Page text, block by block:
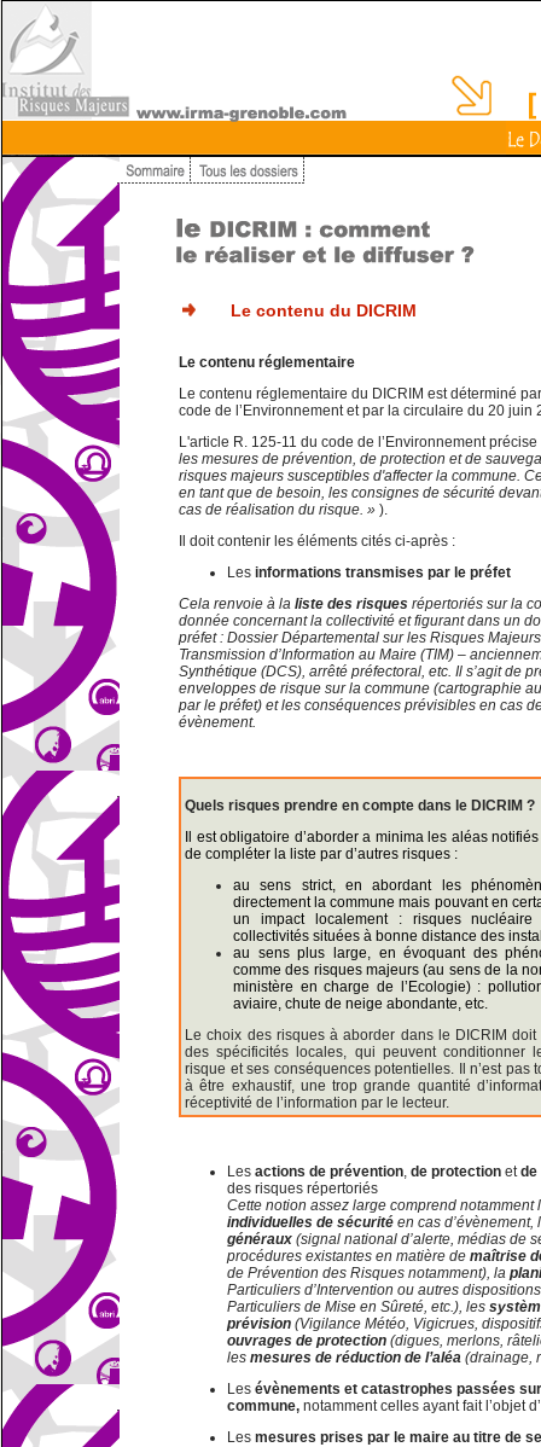
Le contenu du DICRIM
Le contenu réglementaire
Le contenu réglementaire du DICRIM est déterminé
code de l’Environnement et par la circulaire du 20 juin
L'article R. 125-11 du code de l’Environnement
les mesures de prévention, de protection et de
risques majeurs susceptibles d'affecter la commune.
en tant que de besoin, les consignes de sécurité
cas de réalisation du risque. » ).
Il doit contenir les éléments cités ci-après :
Les informations transmises par le préfet
Cela renvoie à la liste des risques répertoriés sur la
donnée concernant la collectivité et figurant dans un
préfet : Dossier Départemental sur les Risques
Transmission d’Information au Maire (TIM) –
Synthétique (DCS), arrêté préfectoral, etc. Il s’agit de
enveloppes de risque sur la commune (cartographie
par le préfet) et les conséquences prévisibles en cas
évènement.
Quels risques prendre en compte dans le DICRIM ?
Il est obligatoire d’aborder a minima les aléas
de compléter la liste par d’autres risques :
au sens strict, en abordant les
directement la commune mais pouvant en
un impact localement : risques
collectivités situées à bonne distance des
au sens plus large, en évoquant des
comme des risques majeurs (au sens de la
ministère en charge de l’Ecologie) :
aviaire, chute de neige abondante, etc.
Le choix des risques à aborder dans le DICRIM
des spécificités locales, qui peuvent conditionner
risque et ses conséquences potentielles. Il n’est pas
à être exhaustif, une trop grande quantité
réceptivité de l’information par le lecteur.
Les actions de prévention, de protection etde
des risques répertoriés
Cette notion assez large comprend notamment
individuelles de sécurité en cas d’évènement,
généraux (signal national d’alerte, médias de
procédures existantes en matière de maîtrise
de Prévention des Risques notamment), la
Particuliers d’Intervention ou autres
Particuliers de Mise en Sûreté, etc.), les
prévision (Vigilance Météo, Vigicrues,
ouvrages de protection (digues, merlons,
les mesures de réduction de l’aléa (drainage,
Les évènements et catastrophes passées
commune, notamment celles ayant fait l’objet
Les mesures prises par le maire au titre de